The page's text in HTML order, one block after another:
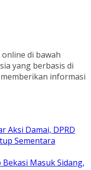
di bawah
yang berbasis di
informasi
Aksi Damai, DPRD
Sementara
Masuk Sidang,